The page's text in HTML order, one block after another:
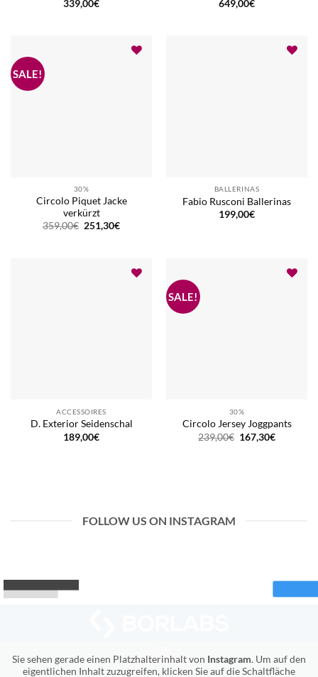
339,00€
649,00€
30%
Circolo Piquet Jacke
verkürzt
359,00€ Ursprünglicher
Preis
251,30€Aktueller
BALLERINAS
Fabio Rusconi Ballerinas
199,00€
ACCESSOIRES
D. Exterior Seidenschal
189,00€
30%
Circolo Jersey Joggpants
239,00€ Ursprünglicher
Preis
167,30€Aktueller
FOLLOW US ON INSTAGRAM
Sie sehen gerade einen Platzhalterinhalt von Instagram. Um auf den
eigentlichen Inhalt zuzugreifen, klicken Sie auf die Schaltfläche